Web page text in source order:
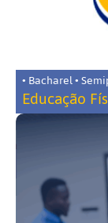
• Bacharel •
Educação